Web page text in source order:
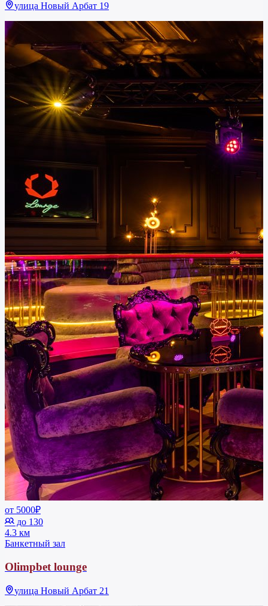
улица Новый Арбат 19
от 5000₽
до 130
4.3 км
Банкетный зал
Olimpbet lounge
улица Новый Арбат 21